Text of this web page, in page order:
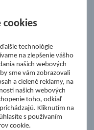
Železiarne
Informatika s.r.o.
Železiarne Podbrezová
a.s.
cookies
technológie
na zlepšenie vášho
našich webových
sme vám zobrazovali
a cielené reklamy, na
našich webových
toho, odkiaľ
Kliknutím na
s používaním
cookie.